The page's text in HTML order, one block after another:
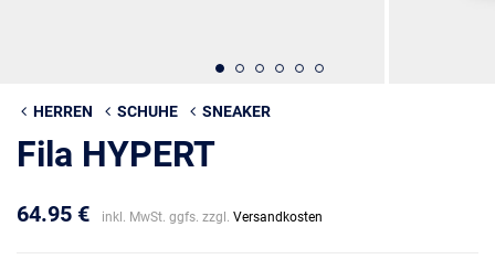
HERREN SCHUHE SNEAKER
Fila HYPERT
64.95 € inkl. MwSt. ggfs. zzgl. Versandkosten